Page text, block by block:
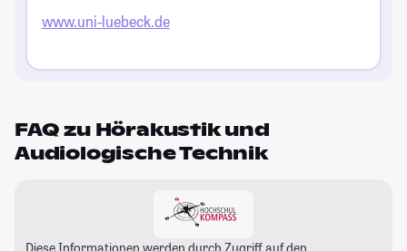
www.uni-luebeck.de
FAQ zu Hörakustik und
Audiologische Technik